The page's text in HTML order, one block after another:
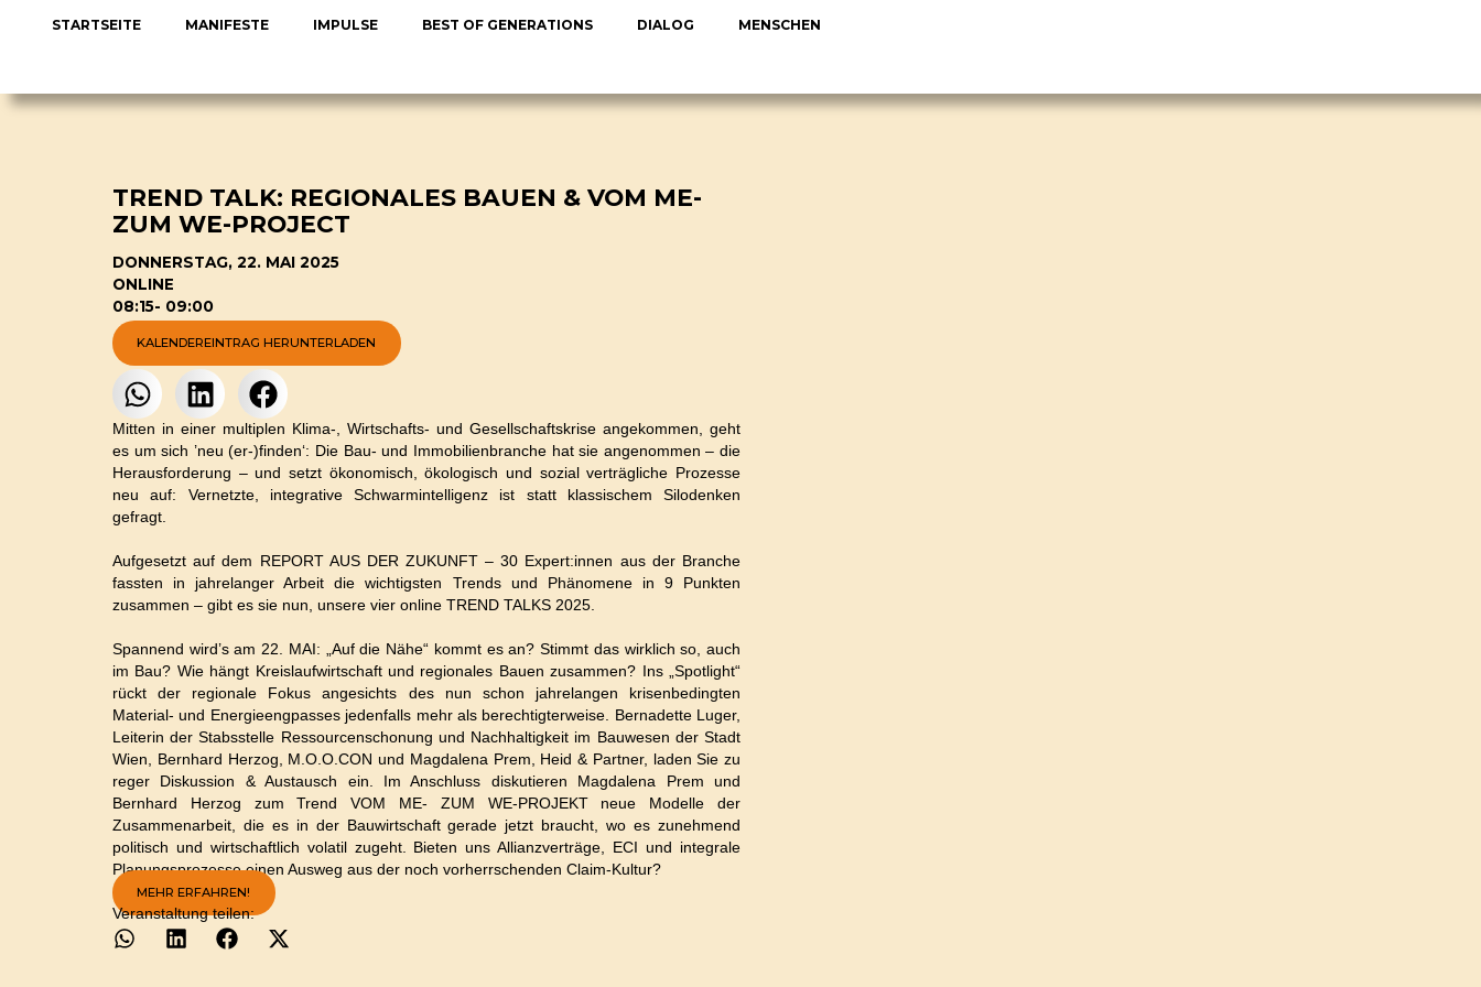
STARTSEITE MANIFESTE IMPULSE BEST OF GENERATIONS DIALOG MENSCHEN
TREND TALK: REGIONALES BAUEN & VOM ME-
ZUM WE-PROJECT
DONNERSTAG, 22. MAI 2025
ONLINE
08:15- 09:00
KALENDEREINTRAG HERUNTERLADEN
Mitten in einer multiplen Klima-, Wirtschafts- und Gesellschaftskrise angekommen, geht
es um sich ’neu (er-)finden‘: Die Bau- und Immobilienbranche hat sie angenommen – die
Herausforderung – und setzt ökonomisch, ökologisch und sozial verträgliche Prozesse
neu auf: Vernetzte, integrative Schwarmintelligenz ist statt klassischem Silodenken
gefragt.
Aufgesetzt auf dem REPORT AUS DER ZUKUNFT – 30 Expert:innen aus der Branche
fassten in jahrelanger Arbeit die wichtigsten Trends und Phänomene in 9 Punkten
zusammen – gibt es sie nun, unsere vier online TREND TALKS 2025.
Spannend wird’s am 22. MAI: „Auf die Nähe“ kommt es an? Stimmt das wirklich so, auch
im Bau? Wie hängt Kreislaufwirtschaft und regionales Bauen zusammen? Ins „Spotlight“
rückt der regionale Fokus angesichts des nun schon jahrelangen krisenbedingten
Material- und Energieengpasses jedenfalls mehr als berechtigterweise. Bernadette Luger,
Leiterin der Stabsstelle Ressourcenschonung und Nachhaltigkeit im Bauwesen der Stadt
Wien, Bernhard Herzog, M.O.O.CON und Magdalena Prem, Heid & Partner, laden Sie zu
reger Diskussion & Austausch ein. Im Anschluss diskutieren Magdalena Prem und
Bernhard Herzog zum Trend VOM ME- ZUM WE-PROJEKT neue Modelle der
Zusammenarbeit, die es in der Bauwirtschaft gerade jetzt braucht, wo es zunehmend
politisch und wirtschaftlich volatil zugeht. Bieten uns Allianzverträge, ECI und integrale
Planungsprozesse einen Ausweg aus der noch vorherrschenden Claim-Kultur?
MEHR ERFAHREN!
Veranstaltung teilen: